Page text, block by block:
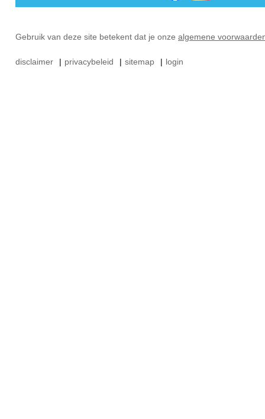
Gebruik van deze site betekent dat je onze algemene
disclaimer | privacybeleid | sitemap | login